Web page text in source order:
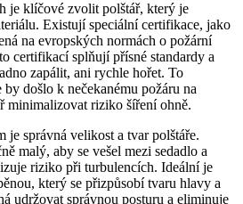
je klíčové zvolit polštář, který je
Existují speciální certifikace, jako
na⁢ evropských normách o⁣ požární
⁤certifikací ‌splňují přísné standardy⁣ a
zapálit, ani rychle hořet. To‍
došlo k nečekanému požáru ​na
minimalizovat ​riziko‍ šíření ohně.
je správná velikost a tvar​ polštáře.
malý, aby se​ vešel mezi sedadlo a‌
riziko při turbulencích. Ideální je⁣
který⁢ se přizpůsobí tvaru hlavy a
‍udržovat správnou‌ posturu a eliminuje